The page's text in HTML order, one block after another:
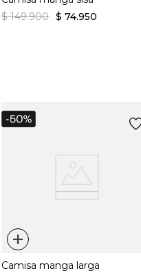
$ 149.900 $ 74.950
+
Camisa manga larga